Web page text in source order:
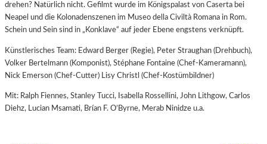
drehen? Natürlich nicht. Gefilmt wurde im Königspalast von Caserta bei
Neapel und die Kolonadenszenen im Museo della Civiltà Romana in Rom.
Schein und Sein sind in „Konklave“ auf jeder Ebene engstens verknüpft.
Künstlerisches Team: Edward Berger (Regie), Peter Straughan (Drehbuch),
Volker Bertelmann (Komponist), Stéphane Fontaine (Chef-Kameramann),
Nick Emerson (Chef-Cutter) Lisy Christl (Chef-Kostümbildner)
Mit: Ralph Fiennes, Stanley Tucci, Isabella Rossellini, John Lithgow, Carlos
Diehz, Lucian Msamati, Brían F. O’Byrne, Merab Ninidze u.a.